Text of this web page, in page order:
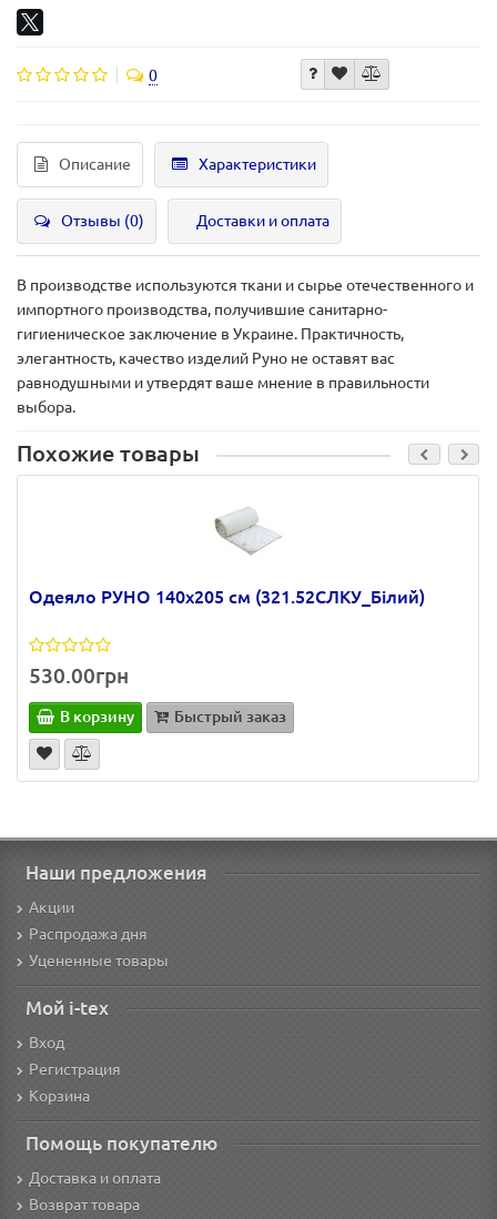
0
Описание Характеристики
Отзывы (0) Доставки и оплата
В производстве используются ткани и сырье отечественного и
импортного производства, получившие санитарно-
гигиеническое заключение в Украине. Практичность,
элегантность, качество изделий Руно не оставят вас
равнодушными и утвердят ваше мнение в правильности
выбора.
Похожие товары
Одеяло РУНО 140х205 см (321.52СЛКУ_Білий)
530.00грн
В корзину Быстрый заказ
Наши предложения
Акции
Распродажа дня
Уцененные товары
Мой i-tex
Вход
Регистрация
Корзина
Помощь покупателю
Доставка и оплата
Возврат товара